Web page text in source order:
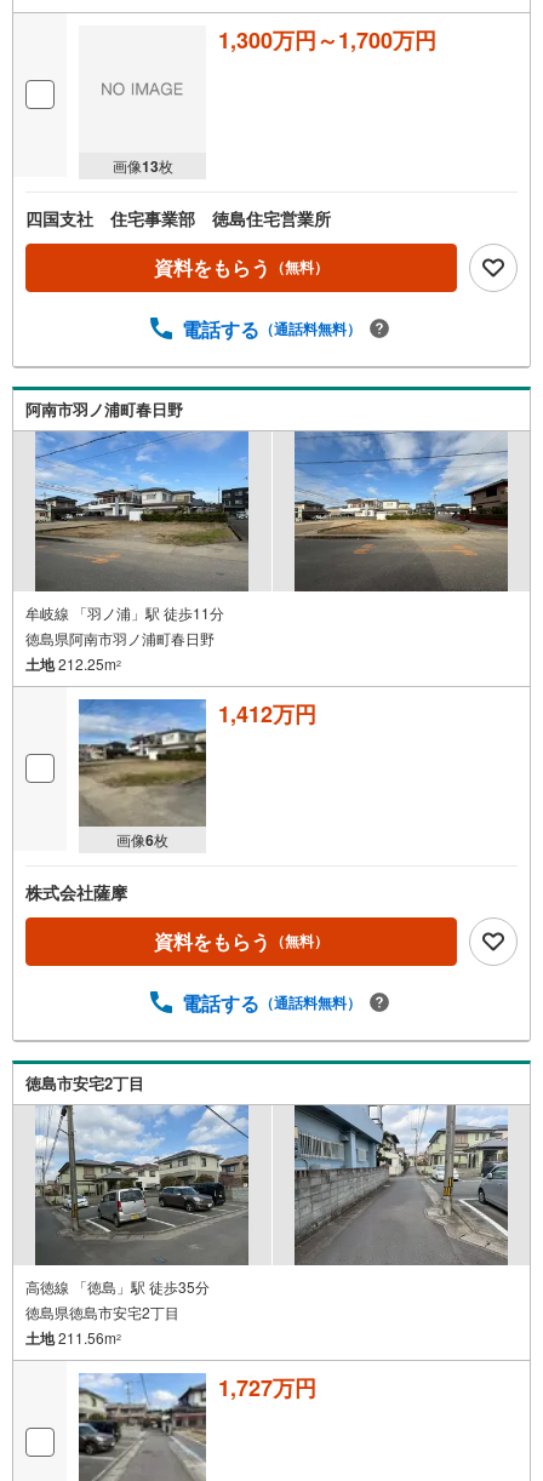
画像13枚
1,300万円～1,700万円
四国支社 住宅事業部 徳島住宅営業所
資料をもらう （無料）
電話する （通話料無料）
阿南市羽ノ浦町春日野
牟岐線 「羽ノ浦」駅 徒歩11分
徳島県阿南市羽ノ浦町春日野
土地212.25m2
画像6枚
1,412万円
株式会社薩摩
資料をもらう （無料）
電話する （通話料無料）
徳島市安宅2丁目
高徳線 「徳島」駅 徒歩35分
徳島県徳島市安宅2丁目
土地211.56m2
1,727万円